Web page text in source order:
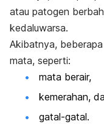
atau patogen
kedaluwarsa.
Akibatnya,
mata, seperti:
mata berair,
kemerahan,
gatal-gatal.